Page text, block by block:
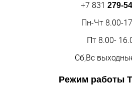
+7 831 279-
Пн-Чт 8.00-
Пт 8.00-
Сб,Вс
Режим работы